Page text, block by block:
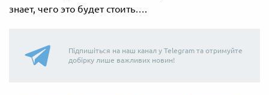
знает, чего это будет стоить….
Підпишіться на наш канал у Telegram та отримуйте
добірку лише важливих новин!